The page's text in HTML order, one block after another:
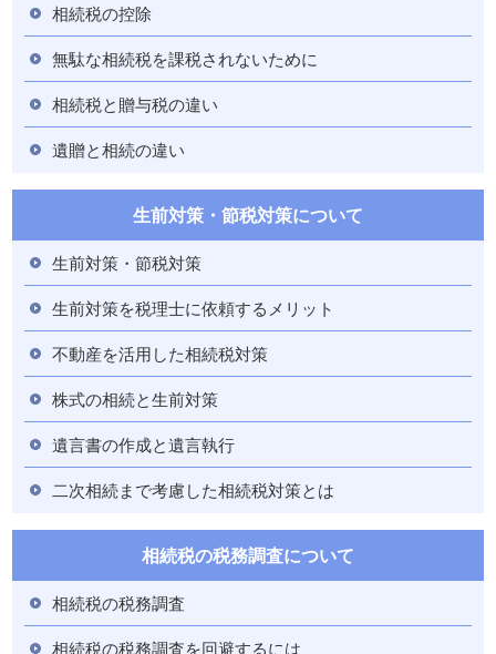
相続税の控除
無駄な相続税を課税されないために
相続税と贈与税の違い
遺贈と相続の違い
生前対策・節税対策について
生前対策・節税対策
生前対策を税理士に依頼するメリット
不動産を活用した相続税対策
株式の相続と生前対策
遺言書の作成と遺言執行
二次相続まで考慮した相続税対策とは
相続税の税務調査について
相続税の税務調査
相続税の税務調査を回避するには